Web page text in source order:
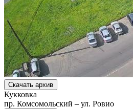
Скачать архив
Кукковка
пр. Комсомольский – ул. Ровио